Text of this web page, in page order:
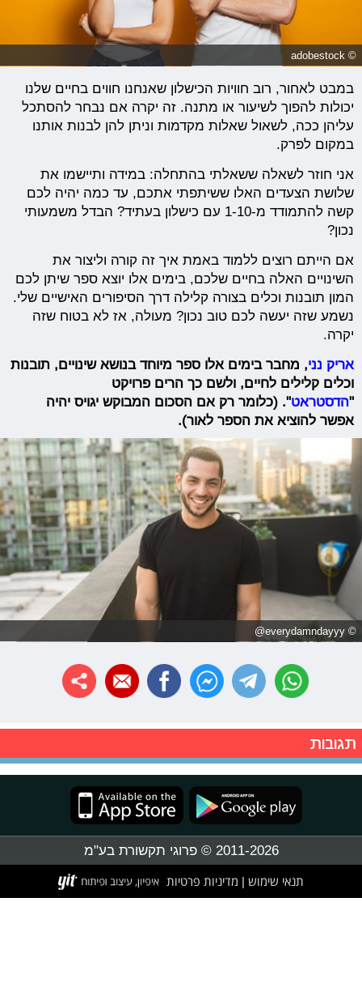
© adobestock
במבט לאחור, רוב חוויות הכישלון שאנחנו חווים בחיים שלנו
יכולות להפוך לשיעור או מתנה. זה יקרה אם נבחר להסתכל
עליהן ככה, לשאול שאלות מקדמות וניתן להן לבנות אותנו
במקום לפרק.
אני חוזר לשאלה ששאלתי בהתחלה: במידה ותיישמו את
שלושת הצעדים האלו ששיתפתי אתכם, עד כמה יהיה לכם
קשה להתמודד מ-1-10 עם כישלון בעתיד? הבדל משמעותי
נכון?
אם הייתם רוצים ללמוד באמת איך זה קורה וליצור את
השינויים האלה בחיים שלכם, בימים אלו יוצא ספר שיתן לכם
המון תובנות וכלים בצורה קלילה דרך הסיפורים האישיים שלי.
נשמע שזה יעשה לכם טוב נכון? מעולה, אז לא בטוח שזה
יקרה.
אריק נני, מחבר בימים אלו ספר מיוחד בנושא שינויים, תובנות
וכלים קלילים לחיים, ולשם כך הרים פרויקט
"הדסטראט".(כלומר רק אם הסכום המבוקש יגויס יהיה
אפשר להוציא את הספר לאור).
© everydamndayyy@
תגובות
2011-2026 © פרוגי תקשורת בע"מ
תנאי שימוש מדיניות פרטיות